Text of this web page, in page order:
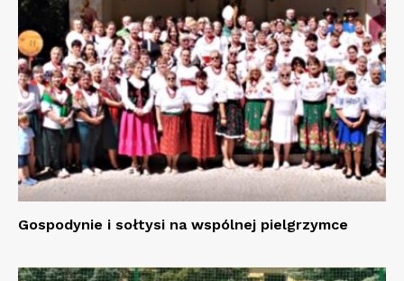
Gospodynie i sołtysi na wspólnej pielgrzymce